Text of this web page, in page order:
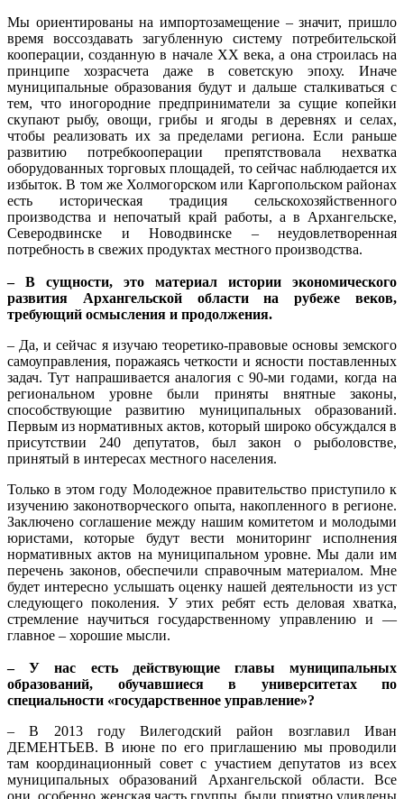
Мы ориентированы на импортозамещение – значит, пришло
время воссоздавать загубленную систему потребительской
кооперации, созданную в начале XX века, а она строилась на
принципе хозрасчета даже в советскую эпоху. Иначе
муниципальные образования будут и дальше сталкиваться с
тем, что иногородние предприниматели за сущие копейки
скупают рыбу, овощи, грибы и ягоды в деревнях и селах,
чтобы реализовать их за пределами региона. Если раньше
развитию потребкооперации препятствовала нехватка
оборудованных торговых площадей, то сейчас наблюдается их
избыток. В том же Холмогорском или Каргопольском районах
есть историческая традиция сельскохозяйственного
производства и непочатый край работы, а в Архангельске,
Северодвинске и Новодвинске – неудовлетворенная
потребность в свежих продуктах местного производства.
– В сущности, это материал истории экономического
развития Архангельской области на рубеже веков,
требующий осмысления и продолжения.
– Да, и сейчас я изучаю теоретико-правовые основы земского
самоуправления, поражаясь четкости и ясности поставленных
задач. Тут напрашивается аналогия с 90-ми годами, когда на
региональном уровне были приняты внятные законы,
способствующие развитию муниципальных образований.
Первым из нормативных актов, который широко обсуждался в
присутствии 240 депутатов, был закон о рыболовстве,
принятый в интересах местного населения.
Только в этом году Молодежное правительство приступило к
изучению законотворческого опыта, накопленного в регионе.
Заключено соглашение между нашим комитетом и молодыми
юристами, которые будут вести мониторинг исполнения
нормативных актов на муниципальном уровне. Мы дали им
перечень законов, обеспечили справочным материалом. Мне
будет интересно услышать оценку нашей деятельности из уст
следующего поколения. У этих ребят есть деловая хватка,
стремление научиться государственному управлению и —
главное – хорошие мысли.
– У нас есть действующие главы муниципальных
образований, обучавшиеся в университетах по
специальности «государственное управление»?
– В 2013 году Вилегодский район возглавил Иван
ДЕМЕНТЬЕВ. В июне по его приглашению мы проводили
там координационный совет с участием депутатов из всех
муниципальных образований Архангельской области. Все
они, особенно женская часть группы, были приятно удивлены